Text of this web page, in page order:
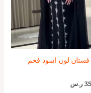
لون اسود فخم
ر.س